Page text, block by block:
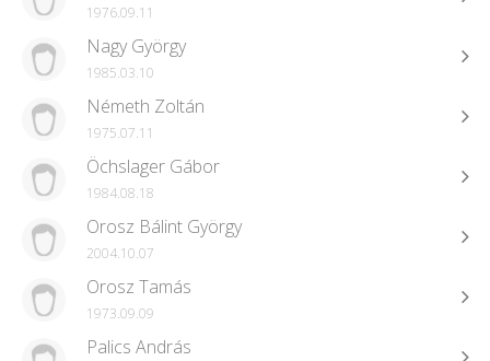
1976.09.11
Nagy György
1985.03.10
Németh Zoltán
1975.07.11
Öchslager Gábor
1984.08.18
Orosz Bálint György
2004.10.07
Orosz Tamás
1973.09.09
Palics András